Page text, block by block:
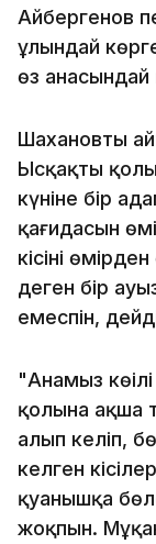
Айбергенов
ұлындай
өз
Шахановтың
Ысқақтың
күніне бір
қағидасын
кісінің
деген бір
емеспін,
"Анамыз
қолына ақша
алып келіп,
келген
қуанышқа
жоқпын.